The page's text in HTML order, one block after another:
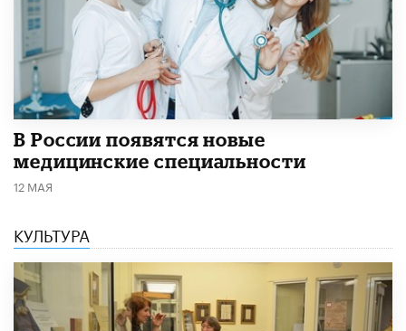
В России появятся новые
медицинские специальности
12 МАЯ
КУЛЬТУРА